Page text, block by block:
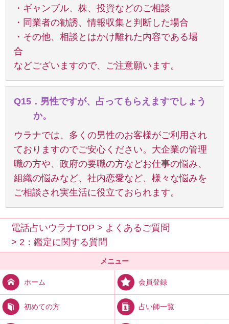
・ギャンブル、株、投資などのご相談
・同業者の勧誘、情報収集と判断した場合
・その他、相談とはかけ離れた内容である場
合
などございますので、ご注意願います。
Q15．男性ですが、占ってもらえますでしょう
か。
ウラナでは、多くの男性のお客様がご利用され
ておりますのでご安心ください。大企業の管理
職の方や、政府の要職の方などお仕事の悩み、
組織の悩みなど、社内恋愛など、様々な悩みを
ご相談され実生活に役立ておられます。
電話占いウラナTOP > よくあるご質問
> 2：鑑定に関する質問
メニュー
ホーム 会員登録
初めての方 占い師一覧